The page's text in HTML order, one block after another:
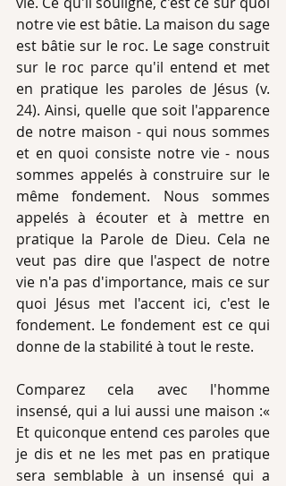
notre vie est bâtie. La maison du sage
est bâtie sur le roc. Le sage construit
sur le roc parce qu'il entend et met
en pratique les paroles de Jésus (v.
24). Ainsi, quelle que soit l'apparence
de notre maison - qui nous sommes
et en quoi consiste notre vie - nous
sommes appelés à construire sur le
même fondement. Nous sommes
appelés à écouter et à mettre en
pratique la Parole de Dieu. Cela ne
veut pas dire que l'aspect de notre
vie n'a pas d'importance, mais ce sur
quoi Jésus met l'accent ici, c'est le
fondement. Le fondement est ce qui
donne de la stabilité à tout le reste.
Comparez cela avec l'homme
insensé, qui a lui aussi une maison :«
Et quiconque entend ces paroles que
je dis et ne les met pas en pratique
sera semblable à un insensé qui a